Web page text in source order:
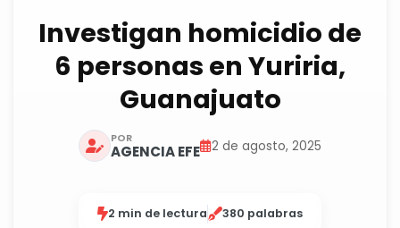
Investigan homicidio de
6 personas en Yuriria,
Guanajuato
POR
AGENCIA EFE 2 de agosto, 2025
2 min de lectura 380 palabras